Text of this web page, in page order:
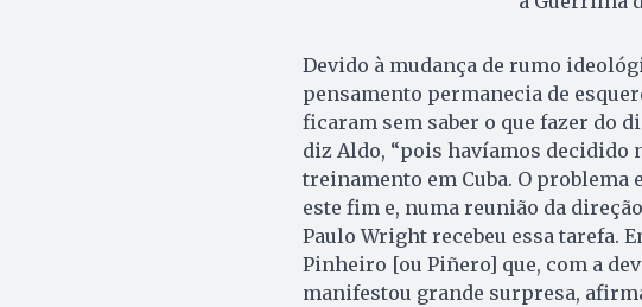
Devido à mudança de rumo
pensamento permanecia de
ficaram sem saber o que fazer do
diz Aldo, “pois havíamos decidido
treinamento em Cuba. O
este fim e, numa reunião da
Paulo Wright recebeu essa tarefa.
Pinheiro [ou Piñero] que, com a
manifestou grande surpresa,